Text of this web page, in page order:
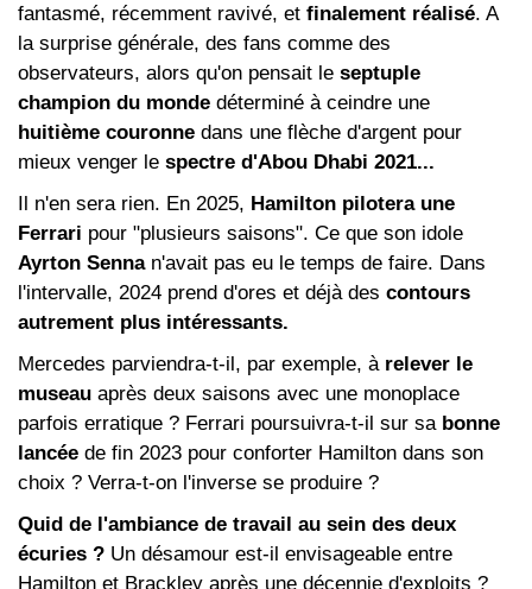
fantasmé, récemment ravivé, et finalement réalisé. A
la surprise générale, des fans comme des
observateurs, alors qu'on pensait le septuple
champion du monde déterminé à ceindre une
huitième couronne dans une flèche d'argent pour
mieux venger le spectre d'Abou Dhabi 2021...
Il n'en sera rien. En 2025, Hamilton pilotera une
Ferrari pour "plusieurs saisons". Ce que son idole
Ayrton Sennan'avait pas eu le temps de faire. Dans
l'intervalle, 2024 prend d'ores et déjà des contours
autrement plus intéressants.
Mercedes parviendra-t-il, par exemple, à relever le
museau après deux saisons avec une monoplace
parfois erratique ? Ferrari poursuivra-t-il sur sa bonne
lancée de fin 2023 pour conforter Hamilton dans son
choix ? Verra-t-on l'inverse se produire ?
Quid de l'ambiance de travail au sein des deux
écuries ? Un désamour est-il envisageable entre
Hamilton et Brackley après une décennie d'exploits ?